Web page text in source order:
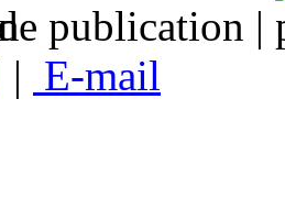
publication |
| E-mail